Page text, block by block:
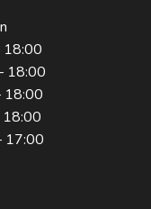
18:00
18:00